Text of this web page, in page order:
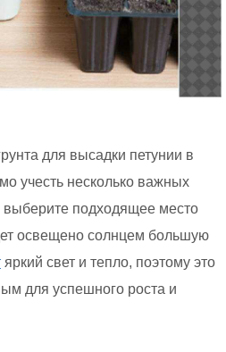
для высадки петунии в
учесть несколько важных
подходящее место
освещено солнцем большую
яркий свет и тепло, поэтому это
для успешного роста и